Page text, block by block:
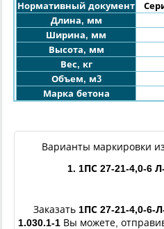
Нормативный документ
Длина, мм
Ширина, мм
Высота, мм
Вес, кг
Объем, м3
Марка бетона
Варианты маркировки
1. 1ПС 27-21-4,0-6
Заказать 1ПС 27-21-4,0-6-
1.030.1-1 Вы можете,